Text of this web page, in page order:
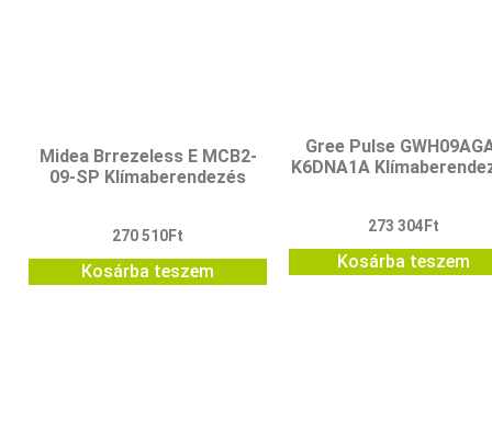
Midea Brrezeless E MCB2-
09-SP Klímaberendezés
270 510Ft
Kosárba teszem
Gree Pulse
K6DNA1A
273 304Ft
Kosárba teszem